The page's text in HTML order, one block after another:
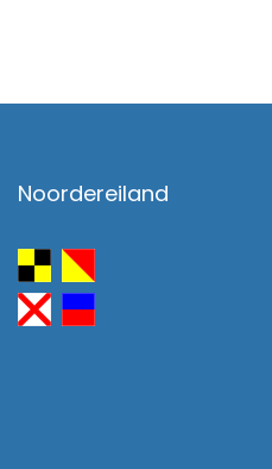
Noordereiland